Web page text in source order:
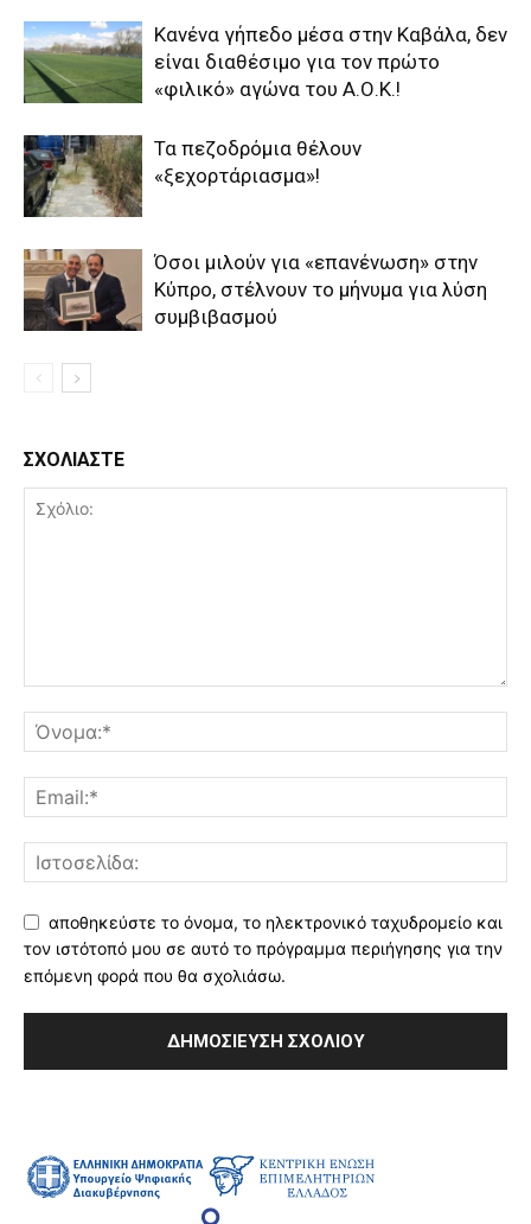
Κανένα γήπεδο μέσα στην Καβάλα, δεν
είναι διαθέσιμο για τον πρώτο
«φιλικό» αγώνα του Α.Ο.Κ.!
Τα πεζοδρόμια θέλουν
«ξεχορτάριασμα»!
Όσοι μιλούν για «επανένωση» στην
Κύπρο, στέλνουν το μήνυμα για λύση
συμβιβασμού
ΣΧΟΛΙΑΣΤΕ
αποθηκεύστε το όνομα, το ηλεκτρονικό ταχυδρομείο και
τον ιστότοπό μου σε αυτό το πρόγραμμα περιήγησης για την
επόμενη φορά που θα σχολιάσω.